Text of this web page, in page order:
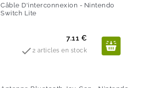
Câble D'interconnexion - Nintendo
Switch Lite
Prix
7.11 €
 2 articles en stock